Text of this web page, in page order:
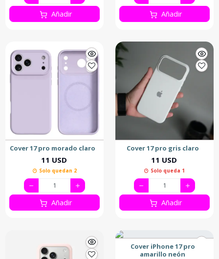
Añadir
Cover 17 pro morado claro
11 USD
Solo quedan 2
Añadir
Añadir
Cover 17 pro gris claro
11 USD
Solo queda 1
Añadir
Cover iPhone 17 pro
amarillo neón